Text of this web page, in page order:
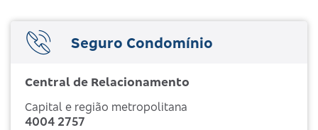
Seguro Condomínio
Central de Relacionamento
Capital e região metropolitana
4004 2757